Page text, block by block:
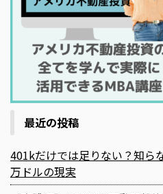
最近の投稿
401kだけでは足りない？知ら
万ドルの現実